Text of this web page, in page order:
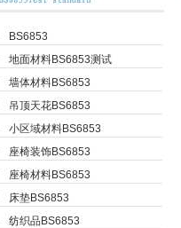
BS6853
地面材料BS6853测试
墙体材料BS6853
吊顶天花BS6853
小区域材料BS6853
座椅装饰BS6853
座椅材料BS6853
床垫BS6853
纺织品BS6853